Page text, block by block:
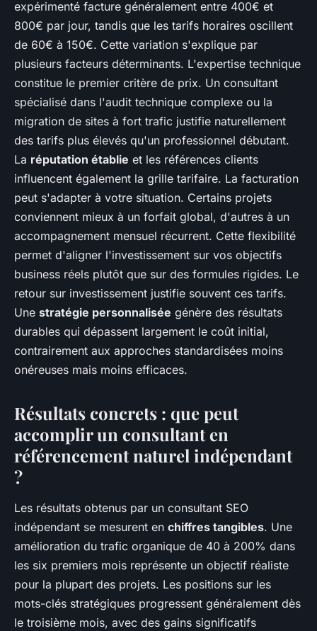
expérimenté facture généralement entre 400€ et
800€ par jour, tandis que les tarifs horaires oscillent
de 60€ à 150€. Cette variation s'explique par
plusieurs facteurs déterminants. L'expertise technique
constitue le premier critère de prix. Un consultant
spécialisé dans l'audit technique complexe ou la
migration de sites à fort trafic justifie naturellement
des tarifs plus élevés qu'un professionnel débutant.
La réputation établie et les références clients
influencent également la grille tarifaire. La facturation
peut s'adapter à votre situation. Certains projets
conviennent mieux à un forfait global, d'autres à un
accompagnement mensuel récurrent. Cette flexibilité
permet d'aligner l'investissement sur vos objectifs
business réels plutôt que sur des formules rigides. Le
retour sur investissement justifie souvent ces tarifs.
Une stratégie personnalisée génère des résultats
durables qui dépassent largement le coût initial,
contrairement aux approches standardisées moins
onéreuses mais moins efficaces.
Résultats concrets : que peut
accomplir un consultant en
référencement naturel indépendant
?
Les résultats obtenus par un consultant SEO
indépendant se mesurent en chiffres tangibles. Une
amélioration du trafic organique de 40 à 200% dans
les six premiers mois représente un objectif réaliste
pour la plupart des projets. Les positions sur les
mots-clés stratégiques progressent généralement dès
le troisième mois, avec des gains significatifs